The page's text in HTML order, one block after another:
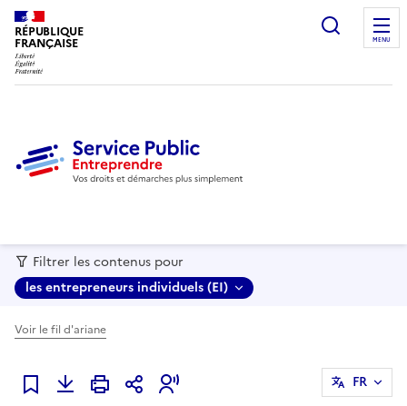
RÉPUBLIQUE
FRANÇAISE MENU
Filtrer les contenus pour
les entrepreneurs individuels (EI)
Voir le fil d'ariane
Ajouter à mes favoris
FR